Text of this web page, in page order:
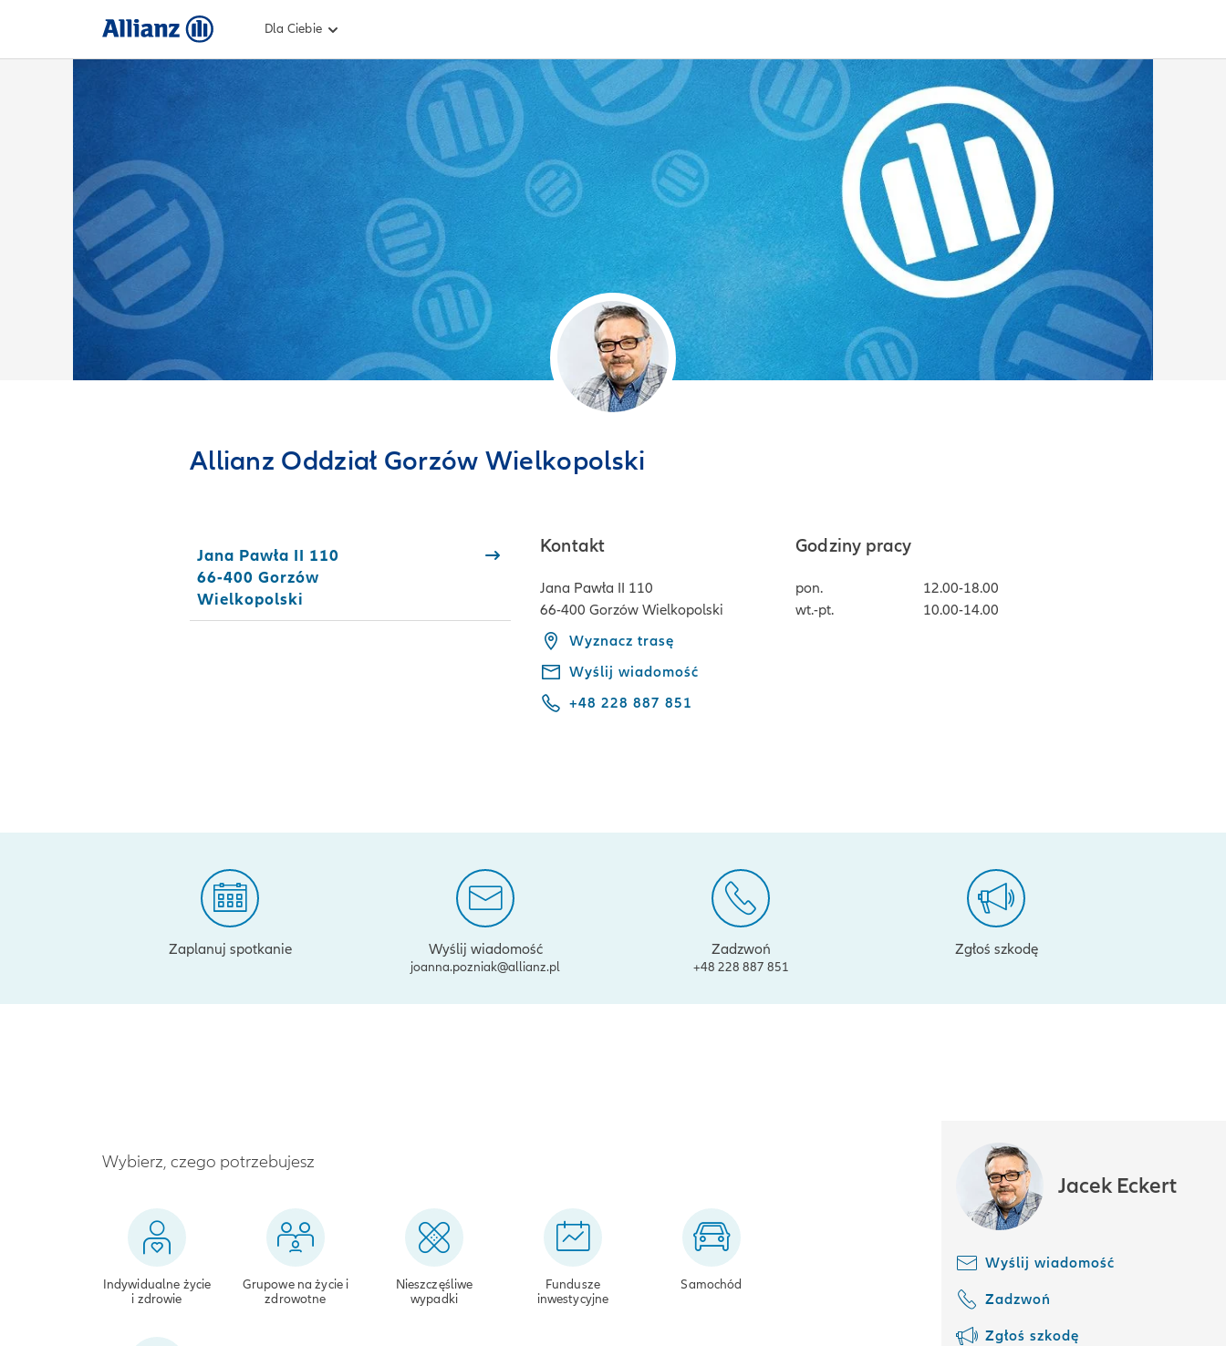
Dla Ciebie
Allianz Oddział Gorzów Wielkopolski
Jana Pawła II 110
66-400 Gorzów
Wielkopolski
Kontakt
Jana Pawła II 110
66-400 Gorzów Wielkopolski
Wyznacz trasę
Wyślij wiadomość
+48 228 887 851
Godziny pracy
pon.
12.00-18.00
wt.-pt.
10.00-14.00
Zaplanuj spotkanie Wyślij wiadomość
joanna.pozniak@allianz.pl
Zadzwoń
+48 228 887 851
Zgłoś szkodę
Jacek Eckert
Wyślij wiadomość
Zadzwoń
Zgłoś szkodę
Wybierz, czego potrzebujesz
Indywidualne życie
i zdrowie
Grupowe na życie i
zdrowotne
Nieszczęśliwe
wypadki
Fundusze
inwestycyjne
Samochód